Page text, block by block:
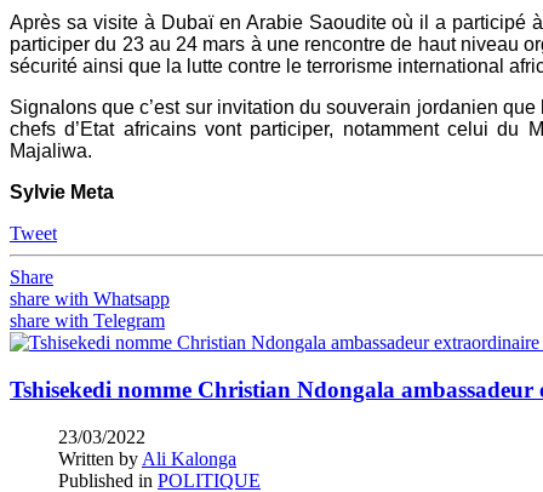
Après sa visite à Dubaï en Arabie Saoudite où il a participé
participer du 23 au 24 mars à une rencontre de haut niveau
sécurité ainsi que la lutte contre le terrorisme international
Signalons que c’est sur invitation du souverain jordanien
chefs d’Etat africains vont participer, notamment celui
Majaliwa.
Sylvie Meta
Tweet
Share
share with Whatsapp
share with Telegram
Tshisekedi nomme Christian Ndongala
23/03/2022
Written by Ali Kalonga
Published in POLITIQUE